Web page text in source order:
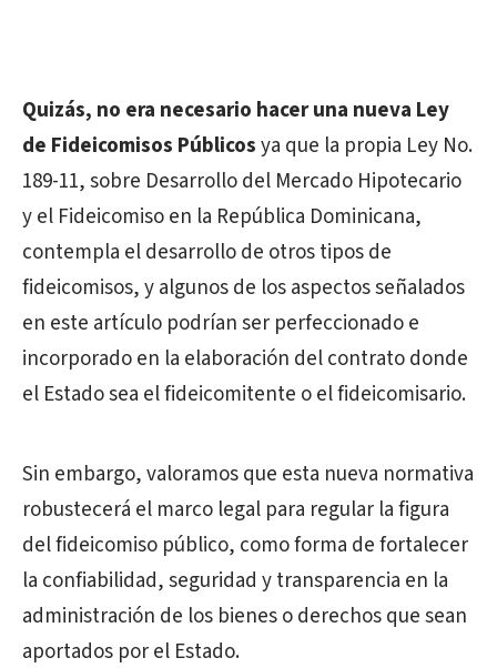
Quizás, no era necesario hacer una nueva Ley
de Fideicomisos Públicosya que la propia Ley No.
189-11, sobre Desarrollo del Mercado Hipotecario
y el Fideicomiso en la República Dominicana,
contempla el desarrollo de otros tipos de
fideicomisos, y algunos de los aspectos señalados
en este artículo podrían ser perfeccionado e
incorporado en la elaboración del contrato donde
el Estado sea el fideicomitente o el fideicomisario.
Sin embargo, valoramos que esta nueva normativa
robustecerá el marco legal para regular la figura
del fideicomiso público, como forma de fortalecer
la confiabilidad, seguridad y transparencia en la
administración de los bienes o derechos que sean
aportados por el Estado.